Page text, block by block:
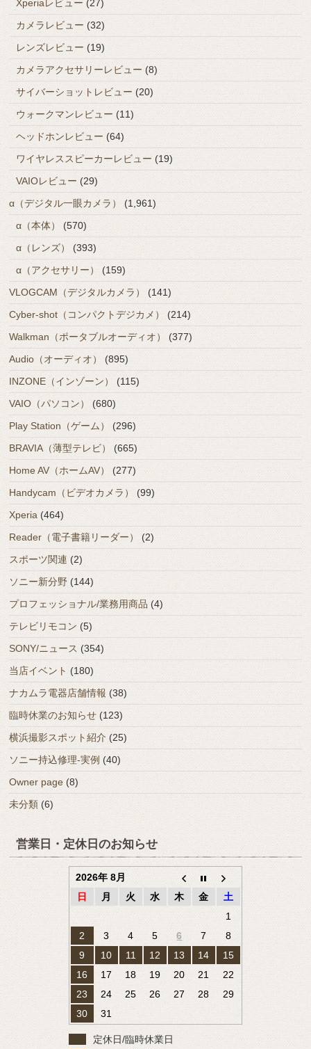
Xperiaレビュー (27)
カメラレビュー (32)
レンズレビュー (19)
カメラアクセサリーレビュー (8)
サイバーショットレビュー (20)
ウォークマンレビュー (11)
ヘッドホンレビュー (64)
ワイヤレススピーカーレビュー (19)
VAIOレビュー (29)
α（デジタル一眼カメラ）
(1,961)
α（本体）
(570)
α（レンズ）
(393)
α（アクセサリー）
(159)
VLOGCAM（デジタルカメラ）
(141)
Cyber-shot（コンパクトデジカメ）
(214)
Walkman（ポータブルオーディオ）
(377)
Audio（オーディオ）
(895)
INZONE（インゾーン）
(115)
VAIO（パソコン）
(680)
Play Station（ゲーム）
(296)
BRAVIA（薄型テレビ）
(665)
Home AV（ホームAV）(277)
Handycam（ビデオカメラ）
(99)
Xperia (464)
Reader（電子書籍リーダー）
(2)
スポーツ関連 (2)
ソニー新分野 (144)
プロフェッショナル/業務用商品 (4)
テレビリモコン (5)
SONY/ニュース (354)
当店イベント (180)
ナカムラ電器店舗情報 (38)
臨時休業のお知らせ (123)
横浜撮影スポット紹介 (25)
ソニー持込修理-実例 (40)
Owner page (8)
未分類 (6)
営業日・定休日のお知らせ
2026年 8月
日
月 火 水 木 金
土
1
2
3 4 5 6 7
8
9
10 11 12 13 14
15
16
17 18 19 20 21
22
23
24 25 26 27 28
29
30
31
定休日/臨時休業日